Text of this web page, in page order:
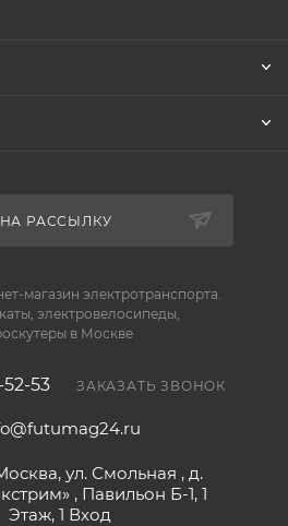
РАССЫЛКУ
магазин электротранспорта.
электровелосипеды,
в Москве
53 ЗАКАЗАТЬ ЗВОНОК
ул. Смольная , д.
, Павильон Б-1, 1
Этаж, 1 Вход